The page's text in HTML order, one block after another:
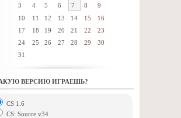
3
4 5 6 7 8
9
10
11 12 13 14 15
16
17
18 19 20 21 22
23
24
25 26 27 28 29
30
31
ВЕРСИЮ ИГРАЕШЬ?
CS 1.6
CS: Source v34